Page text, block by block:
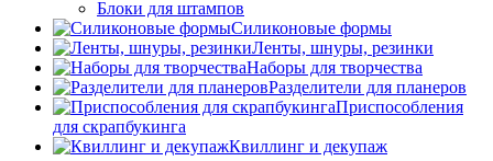
Блоки для штампов
Силиконовые формы
Ленты, шнуры, резинки
Наборы для творчества
Разделители для планеров
Приспособления
для скрапбукинга
Квиллинг и декупаж